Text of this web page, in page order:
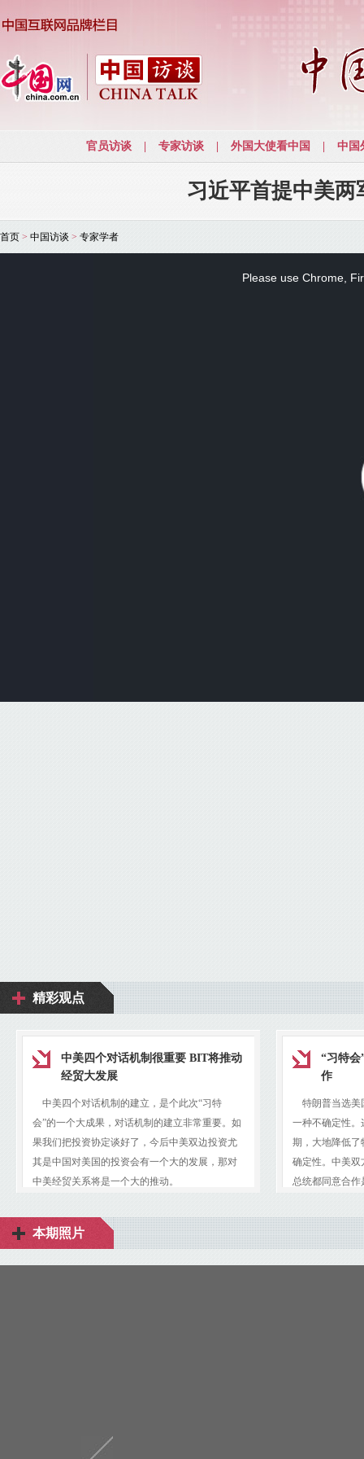
习近平首提中美
首页 > 中国访谈 > 专家学者
Please use Chrome,
精彩观点
中美四个对话机制很重要 BIT将推动
经贸大发展
中美四个对话机制的建立，是个此次“习特
会”的一个大成果，对话机制的建立非常重要。如
果我们把投资协定谈好了，今后中美双边投资尤
其是中国对美国的投资会有一个大的发展，那对
中美经贸关系将是一个大的推动。
“习特会
作
特朗普当选美
一种不确定性。
期，大地降低了
确定性。中美双
总统都同意合作
本期照片